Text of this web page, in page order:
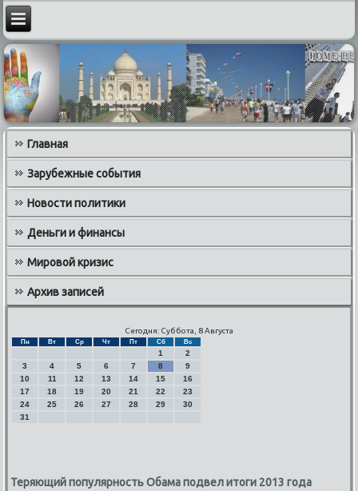
Главная
Зарубежные события
Новости политики
Деньги и финансы
Мировой кризис
Архив записей
Сегодня: Суббота, 8 Августа
Пн Вт Ср Чт Пт Сб Вс
1
2
3
4 5 6 7 8
9
10
11 12 13 14 15
16
17
18 19 20 21 22
23
24
25 26 27 28 29
30
31
Теряющий популярность Обама подвел итоги 2013 года